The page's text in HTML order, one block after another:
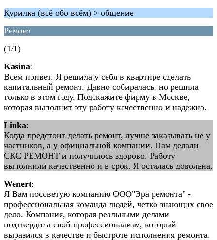
Курилка (всё обо всём) > общение
Ремонт
(1/1)
Kasina:
Всем привет. Я решила у себя в квартире сделать
капитальный ремонт. Давно собиралась, но решила
только в этом году. Подскажите фирму в Москве,
которая выполнит эту работу качественно и надежно.
Linka:
Когда предстоит делать ремонт, лучше заказывать не у
частников, а у официальной компании. Нам делали
СКС РЕМОНТ и получилось здорово. Работу
выполнили качественно и в срок. Я осталась довольна.
Wenert:
Я Вам посоветую компанию ООО"Эра ремонта" -
профессиональная команда людей, четко знающих свое
дело. Компания, которая реальными делами
подтвердила свой профессионализм, который
выразился в качестве и быстроте исполнения ремонта.